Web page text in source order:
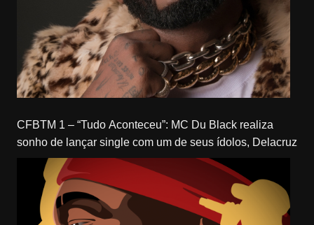
CFBTM 1 – “Tudo Aconteceu”: MC Du Black realiza
sonho de lançar single com um de seus ídolos, Delacruz